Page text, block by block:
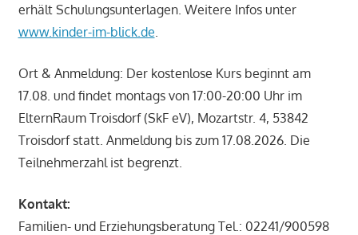
erhält Schulungsunterlagen. Weitere Infos unter
www.kinder-im-blick.de
Ort & Anmeldung: Der kostenlose Kurs beginnt am
17.08. und findet montags von 17:00-20:00 Uhr im
ElternRaum Troisdorf (SkF eV), Mozartstr. 4, 53842
Troisdorf statt. Anmeldung bis zum 17.08.2026. Die
Teilnehmerzahl ist begrenzt.
Kontakt:
Familien- und Erziehungsberatung Tel.: 02241/900598